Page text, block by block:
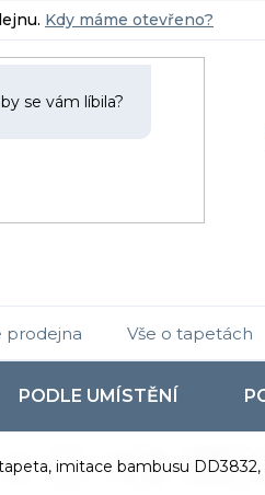
Kdy máme otevřeno?
PODLE UMÍSTĚNÍ
prodejna Vše o tapetách
imitace bambusu